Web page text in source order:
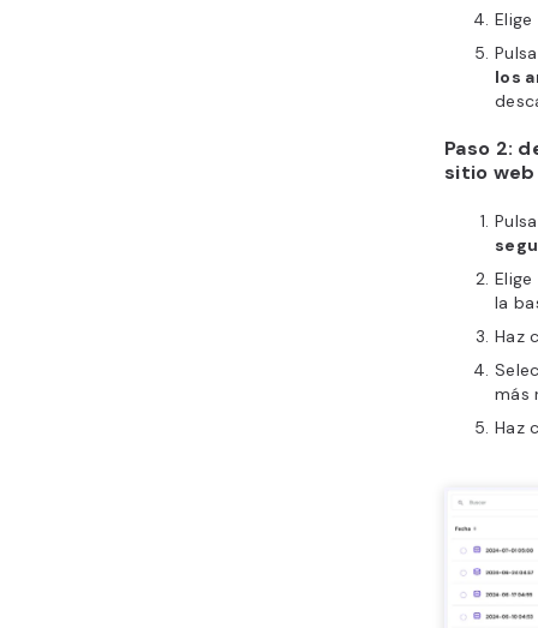
los
Paso 2:
sitio web
la
Haz
más
Haz